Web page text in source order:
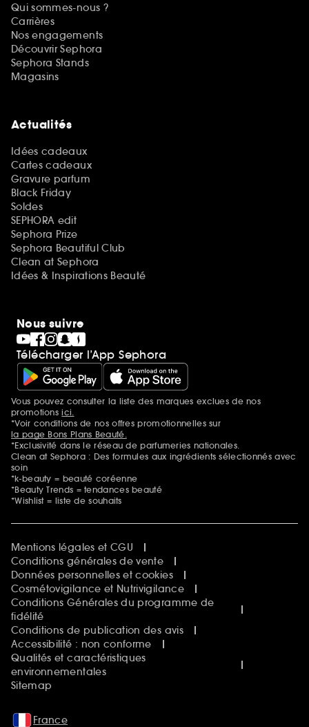
Qui sommes-nous ?
Carrières
Nos engagements
Découvrir Sephora
Sephora Stands
Magasins
Actualités
Idées cadeaux
Cartes cadeaux
Gravure parfum
Black Friday
Soldes
SEPHORA edit
Sephora Prize
Sephora Beautiful Club
Clean at Sephora
Idées & Inspirations Beauté
Nous suivre
Télécharger l’App Sephora
Mentions additionnelles
Vous pouvez consulter la liste des marques exclues de nos
promotionsici.
*Voir conditions de nos offres promotionnelles sur
la page Bons Plans Beauté.
*Exclusivité dans le réseau de parfumeries nationales.
Clean at Sephora : Des formules aux ingrédients sélectionnés avec
soin
*k-beauty = beauté coréenne
*Beauty Trends = tendances beauté
*Wishlist = liste de souhaits
Mentions légales et CGU
Conditions générales de vente
Données personnelles et cookies
Cosmétovigilance et Nutrivigilance
Conditions Générales du programme de
fidélité
Conditions de publication des avis
Accessibilité : non conforme
Qualités et caractéristiques
environnementales
Sitemap
France